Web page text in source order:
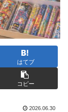
はてブ
コピー
2026.06.30